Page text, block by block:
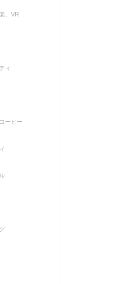
、VR
ィ
ーヒー